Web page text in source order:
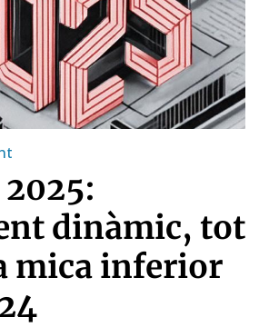
dinàmic, tot
mica inferior